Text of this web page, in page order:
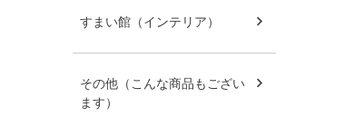
すまい館（インテリア）
その他（こんな商品もござい
ます）